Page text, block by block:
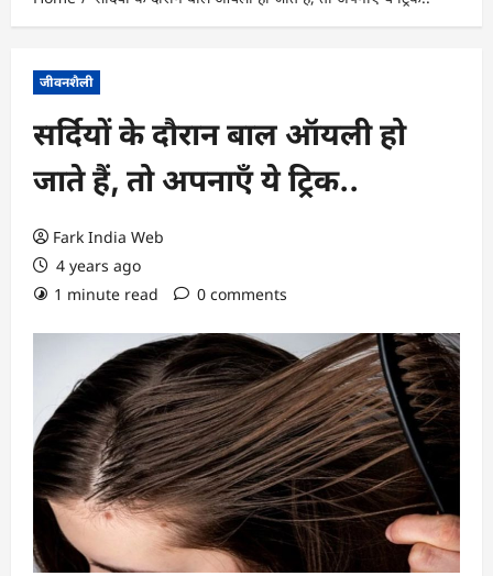
जीवनशैली
सर्दियों के दौरान बाल ऑयली हो
जाते हैं, तो अपनाएँ ये ट्रिक..
Fark India Web
4 years ago
1 minute read
0 comments